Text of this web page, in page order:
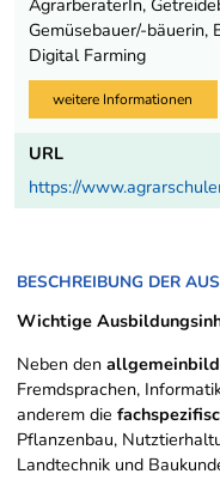
Gemüsebauer/-bäuerin,
Digital Farming
weitere Informationen
URL
https://
BESCHREIBUNG DER
Wichtige
Neben den
Fremdsprachen,
anderem die
Pflanzenbau,
Landtechnik und